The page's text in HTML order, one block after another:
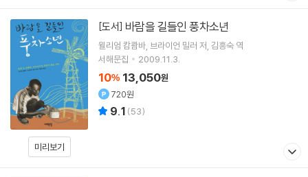
미리보기
[도서] 바람을 길들인 풍차소년
윌리엄 캄쾀바 브라이언 밀러 저 김흥숙 역
서해문집
2009.11.3.
10% 13,050원
720원
9.1 (53)